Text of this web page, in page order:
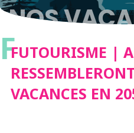
NOS
2050 ?
FFUTOURISME |
VACANCES EN